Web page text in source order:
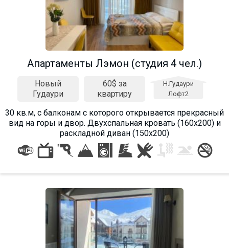
Aпартаменты Лэмон (студия 4 чел.)
Новый
Гудаури
60$ за
квартиру
Н.Гудаури
Лофт2
30 кв.м, с балконам с которого открывается прекрасный
вид на горы и двор. Двухспальная кровать (160х200) и
раскладной диван (150х200)